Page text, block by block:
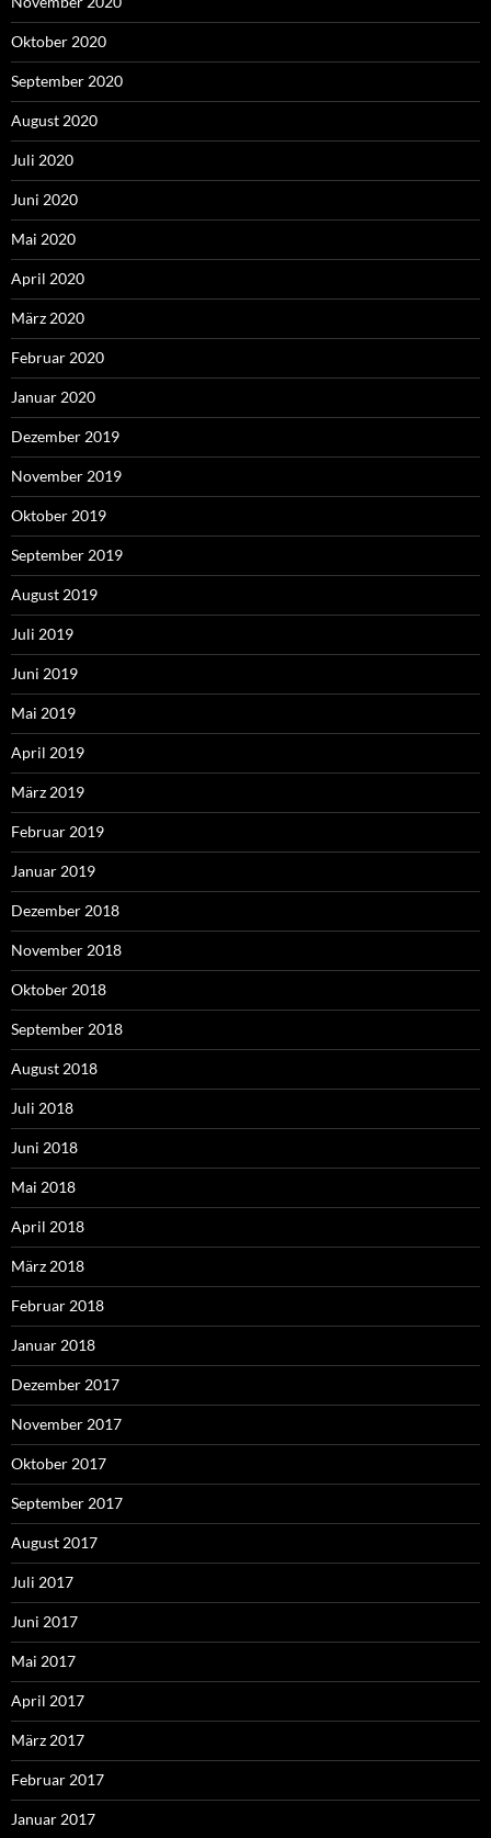
Oktober 2020
September 2020
August 2020
Juli 2020
Juni 2020
Mai 2020
April 2020
März 2020
Februar 2020
Januar 2020
Dezember 2019
November 2019
Oktober 2019
September 2019
August 2019
Juli 2019
Juni 2019
Mai 2019
April 2019
März 2019
Februar 2019
Januar 2019
Dezember 2018
November 2018
Oktober 2018
September 2018
August 2018
Juli 2018
Juni 2018
Mai 2018
April 2018
März 2018
Februar 2018
Januar 2018
Dezember 2017
November 2017
Oktober 2017
September 2017
August 2017
Juli 2017
Juni 2017
Mai 2017
April 2017
März 2017
Februar 2017
Januar 2017